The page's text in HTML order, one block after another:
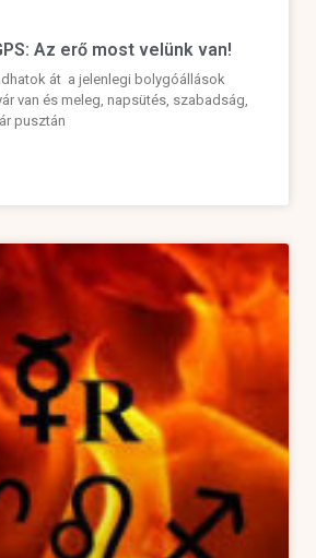
Az erő most velünk van!
át a jelenlegi bolygóállások
van és meleg, napsütés, szabadság,
pusztán